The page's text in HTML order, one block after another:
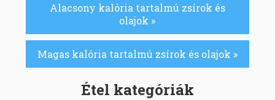
Alacsony kalória tartalmú zsírok és
olajok »
Magas kalória tartalmú zsírok és olajok »
Étel kategóriák